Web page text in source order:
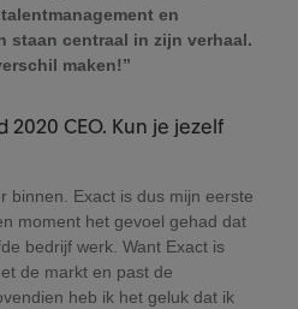
en
staan centraal in zijn verhaal.
maken!”
2020 CEO. Kun je jezelf
binnen. Exact is dus mijn eerste
moment het gevoel gehad dat
bedrijf werk. Want Exact is
de markt en past de
heb ik het geluk dat ik